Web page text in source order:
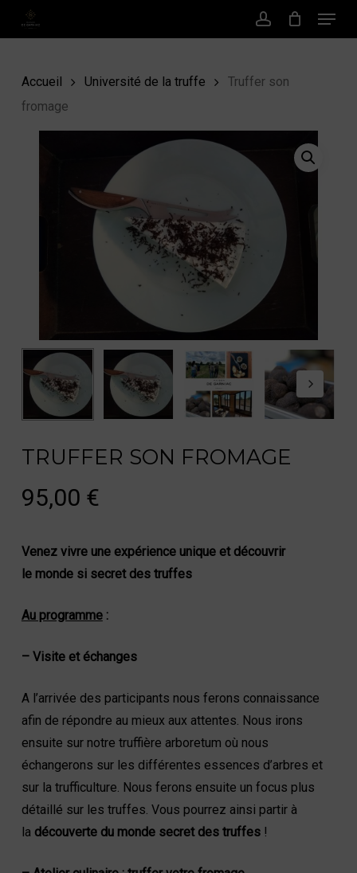
Passer
principal
Compte
Menu
Accueil Université de la truffe
Truffer son
fromage
TRUFFER SON FROMAGE
95,00 €
Venez vivre une expérience unique et découvrir
le monde si secret des truffes
Au programme:
– Visite et échanges
A l’arrivée des participants nous ferons connaissance
afin de répondre au mieux aux attentes. Nous irons
ensuite sur notre truffière arboretum où nous
échangerons sur les différentes essences d’arbres et
sur la trufficulture. Nous ferons ensuite un focus plus
détaillé sur les truffes. Vous pourrez ainsi partir à
la découverte du monde secret des truffes!